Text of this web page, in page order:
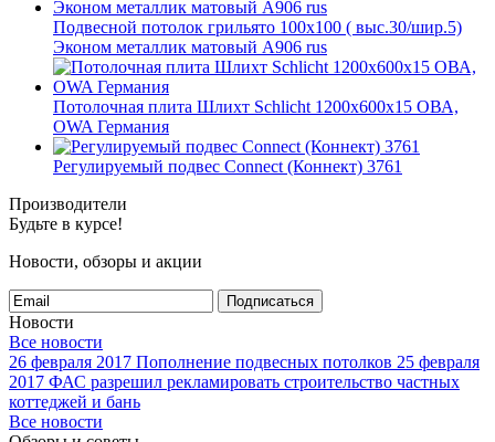
Подвесной потолок грильято 100х100 ( выс.30/шир.5)
Эконом металлик матовый А906 rus
Потолочная плита Шлихт Schlicht 1200x600x15 ОВА,
OWA Германия
Регулируемый подвес Connect (Коннект) 3761
Производители
Будьте в курсе!
Новости, обзоры и акции
Подписаться
Новости
Все новости
26 февраля 2017 Пополнение подвесных потолков 25 февраля
2017 ФАС разрешил рекламировать строительство частных
коттеджей и бань
Все новости